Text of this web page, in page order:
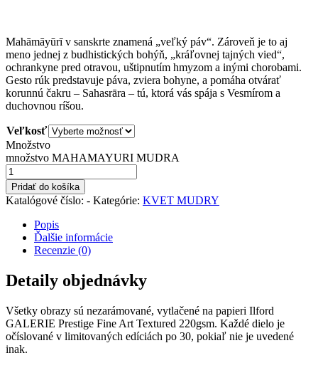
Mahāmāyūrī v sanskrte znamená „veľký páv“. Zároveň je to aj
meno jednej z budhistických bohýň, „kráľovnej tajných vied“,
ochrankyne pred otravou, uštipnutím hmyzom a inými chorobami.
Gesto rúk predstavuje páva, zviera bohyne, a pomáha otvárať
korunnú čakru – Sahasrāra – tú, ktorá vás spája s Vesmírom a
duchovnou ríšou.
Veľkosť
Množstvo
množstvo MAHAMAYURI MUDRA
Pridať do košíka
Katalógové číslo: - Kategórie: KVET MUDRY
Popis
Ďalšie informácie
Recenzie (0)
Detaily objednávky
Všetky obrazy sú nezarámované, vytlačené na papieri Ilford
GALERIE Prestige Fine Art Textured 220gsm. Každé dielo je
očíslované v limitovaných edíciách po 30, pokiaľ nie je uvedené
inak.